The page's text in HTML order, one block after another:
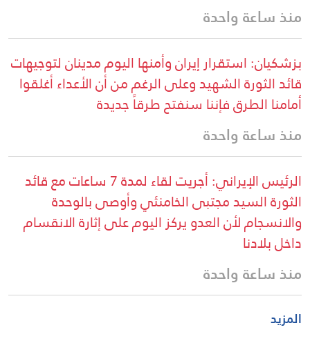
منذ ساعة واحدة
بزشكيان: استقرار إيران وأمنها اليوم مدينان لتوجيهات
قائد الثورة الشهيد وعلى الرغم من أن الأعداء أغلقوا
أمامنا الطرق فإننا سنفتح طرقاً جديدة
منذ ساعة واحدة
الرئيس الإيراني: أجريت لقاء لمدة 7 ساعات مع قائد
الثورة السيد مجتبى الخامنئي وأوصى بالوحدة
والانسجام لأن العدو يركز اليوم على إثارة الانقسام
داخل بلادنا
منذ ساعة واحدة
المزيد